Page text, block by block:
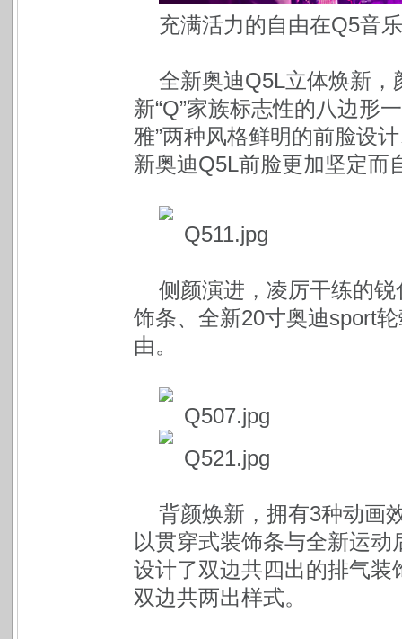
充满活力的自由在Q5音
全新奥迪Q5L立体焕新
新“Q”家族标志性的八边形
雅”两种风格鲜明的前脸设
新奥迪Q5L前脸更加坚定而
侧颜演进，凌厉干练的
饰条、全新20寸奥迪sport
由。
背颜焕新，拥有3种动画
以贯穿式装饰条与全新运
设计了双边共四出的排气
双边共两出样式。